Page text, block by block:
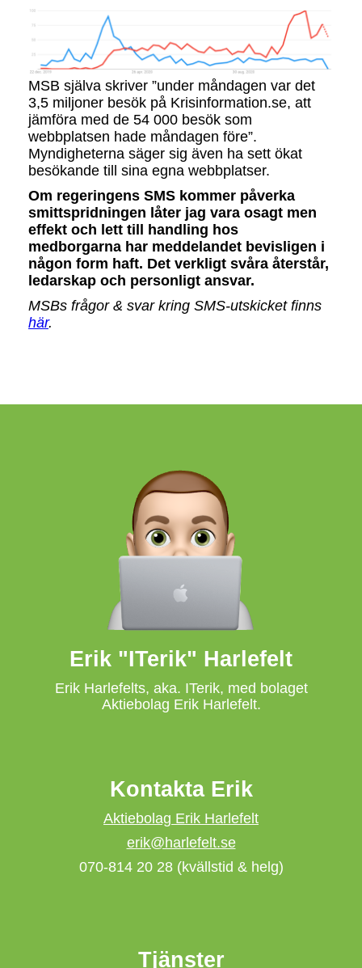
MSB själva skriver ”under måndagen var det
3,5 miljoner besök på Krisinformation.se, att
jämföra med de 54 000 besök som
webbplatsen hade måndagen före”.
Myndigheterna säger sig även ha sett ökat
besökande till sina egna webbplatser.
Om regeringens SMS kommer påverka
smittspridningen låter jag vara osagt men
effekt och lett till handling hos
medborgarna har meddelandet bevisligen i
någon form haft. Det verkligt svåra återstår,
ledarskap och personligt ansvar.
MSBs frågor & svar kring SMS-utskicket finns
här.
Erik "ITerik" Harlefelt
Erik Harlefelts, aka. ITerik, med bolaget
Aktiebolag Erik Harlefelt.
Kontakta Erik
Aktiebolag Erik Harlefelt
erik@harlefelt.se
070-814 20 28 (kvällstid & helg)
Tjänster